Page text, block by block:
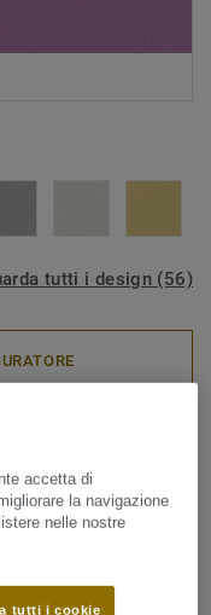
tutti i design (56)
- Eclipse
accetta di
la navigazione
nelle nostre
tutti i cookie